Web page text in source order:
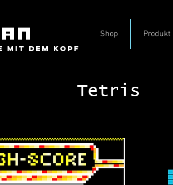
MIT DEM KOPF
Shop Produkt
Tetris